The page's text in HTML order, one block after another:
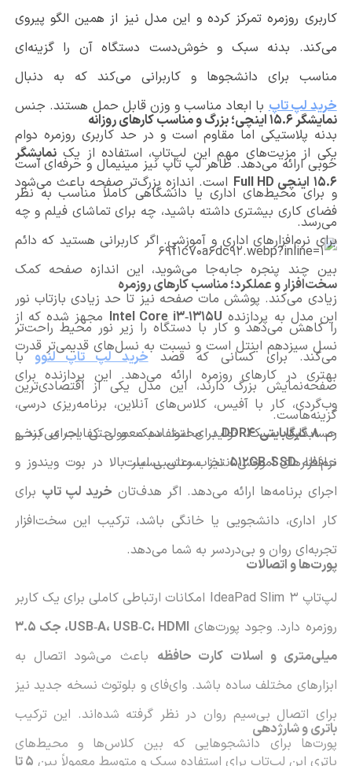
کاربری روزمره تمرکز کرده و این مدل نیز از همین الگو پیروی
می‌کند. بدنه سبک و خوش‌دست دستگاه آن را گزینه‌ای
مناسب برای دانشجوها و کاربرانی می‌کند که به دنبال
خرید لپ تاپبا ابعاد مناسب و وزن قابل حمل هستند. جنس
بدنه پلاستیکی اما مقاوم است و در حد کاربری روزمره دوام
خوبی ارائه می‌دهد. ظاهر لپ تاپ نیز مینیمال و حرفه‌ای است
و برای محیط‌های اداری یا دانشگاهی کاملاً مناسب به نظر
می‌رسد.
نمایشگر 15.6 اینچی؛ بزرگ و مناسب کارهای روزانه
یکی از مزیت‌های مهم این لپ‌تاپ، استفاده از یکنمایشگر
15.6 اینچی Full HD
است. اندازه بزرگ‌تر صفحه باعث می‌شود
فضای کاری بیشتری داشته باشید، چه برای تماشای فیلم و چه
برای نرم‌افزارهای اداری و آموزشی. اگر کاربرانی هستید که دائم
بین چند پنجره جابه‌جا می‌شوید، این اندازه صفحه کمک
زیادی می‌کند. پوشش مات صفحه نیز تا حد زیادی بازتاب نور
را کاهش می‌دهد و کار با دستگاه را زیر نور محیط راحت‌تر
می‌کند. برای کسانی که قصدخرید لپ تاپ لنوو با
صفحه‌نمایش بزرگ دارند، این مدل یکی از اقتصادی‌ترین
گزینه‌هاست.
سخت‌افزار و عملکرد؛ مناسب کارهای روزمره
این مدل به پردازنده Intel Core i3‑1315U مجهز شده که از
نسل سیزدهم اینتل است و نسبت به نسل‌های قدیمی‌تر قدرت
بهتری در کارهای روزمره ارائه می‌دهد. این پردازنده برای
وب‌گردی، کار با آفیس، کلاس‌های آنلاین، برنامه‌ریزی درسی،
حسابداری سبک، تولید محتوا سبک و حتی اجرای برخی
نرم‌افزارهای آموزشی انتخاب مناسبی است.
رم8 گیگابایتی DDR4
برای استفاده معمولی کفایت می‌کند و
حافظه512GB SSD
نیز سرعتی بسیار بالا در بوت ویندوز و
اجرای برنامه‌ها ارائه می‌دهد. اگر هدف‌تان خرید لپ تاپ برای
کار اداری، دانشجویی یا خانگی باشد، ترکیب این سخت‌افزار
تجربه‌ای روان و بی‌دردسر به شما می‌دهد.
پورت‌ها و اتصالات
لپ‌تاپ IdeaPad Slim 3 امکانات ارتباطی کاملی برای یک کاربر
روزمره دارد. وجود پورت‌های
USB‑A، USB‑C، HDMI، جک 3.5
میلی‌متری و اسلات کارت حافظه باعث می‌شود اتصال به
ابزارهای مختلف ساده باشد. وای‌فای و بلوتوث نسخه جدید نیز
برای اتصال بی‌سیم روان در نظر گرفته شده‌اند. این ترکیب
پورت‌ها برای دانشجوهایی که بین کلاس‌ها و محیط‌های
باتری و شارژدهی
باتری این لپ‌تاپ برای استفاده سبک و متوسط معمولاً بین
5 تا